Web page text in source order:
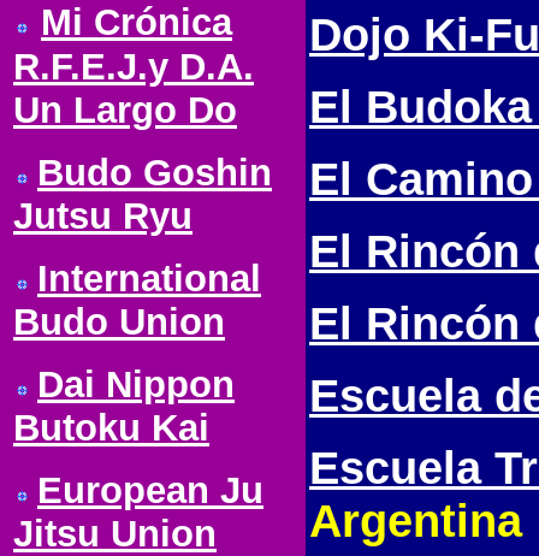
Mi Crónica
R.F.E.J.y D.A.
Un Largo Do
Budo Goshin
Jutsu Ryu
International
Budo Union
Dai Nippon
Butoku Kai
European Ju
Jitsu Union
Dojo Ki-
El
El
El Rincón
El Rincón
Escuela
Escuela
Argentina